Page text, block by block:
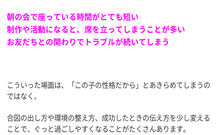
朝の会で座っている時間がとても短い
制作や活動になると、席を立ってしまうことが多い
お友だちとの関わりでトラブルが続いてしまう
こういった場面は、「この子の性格だから」とあきらめてしまうの
ではなく、
合図の出し方や環境の整え方、成功したときの伝え方を少し変える
ことで、ぐっと過ごしやすくなることがたくさんあります。